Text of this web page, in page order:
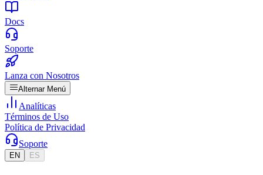
Docs
Soporte
Lanza con Nosotros
Alternar Menú
Analíticas
Términos de Uso
Política de Privacidad
Soporte
EN ES